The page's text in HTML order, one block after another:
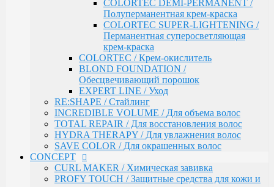
SAVE COLOR / Для окрашенных волос
CURL MAKER / Химическая завивка
PROFY TOUCH / Защитные средства для кожи и
волос
ART OF THERAPY / От перхоти / для активации
роста волос / для жирной кожи головы
Fashion Look / Пигмент прямого действия
INFINITY / Обесцвечивающие продукты
INFINITY ULTRA GLOSS / Оттеночные маски
INFINITY SERVICE PRO / Сервисные продукты
INFINITY PERFORMANCE / Стайлинг
INFINITY BI-PHASE / Двухфазные спреи
INFINITY VITALITY FORCE / Восстановление
INFINITY COLOR LOCK / Сохранение цвета
INFINITY EXPERT CARE / Салонный уход
COLORTEC DEMI-PERMANENT /
Полуперманентная крем-краска
COLORTEC SUPER-LIGHTENING /
Перманентная суперосветляющая
крем-краска
COLORTEC / Крем-окислитель
BLOND FOUNDATION /
Обесцвечивающий порошок
EXPERT LINE / Уход
RE:SHAPE / Стайлинг
INCREDIBLE VOLUME / Для объема волос
TOTAL REPAIR / Для восстановления волос
HYDRA THERAPY / Для увлажнения волос
SAVE COLOR / Для окрашенных волос
CONCEPT
CURL MAKER / Химическая завивка
PROFY TOUCH / Защитные средства для кожи и